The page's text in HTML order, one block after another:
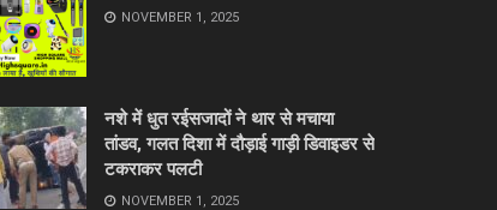
NOVEMBER 1, 2025
नशे में धुत रईसजादों ने थार से मचाया
तांडव, गलत दिशा में दौड़ाई गाड़ी डिवाइडर से
टकराकर पलटी
NOVEMBER 1, 2025